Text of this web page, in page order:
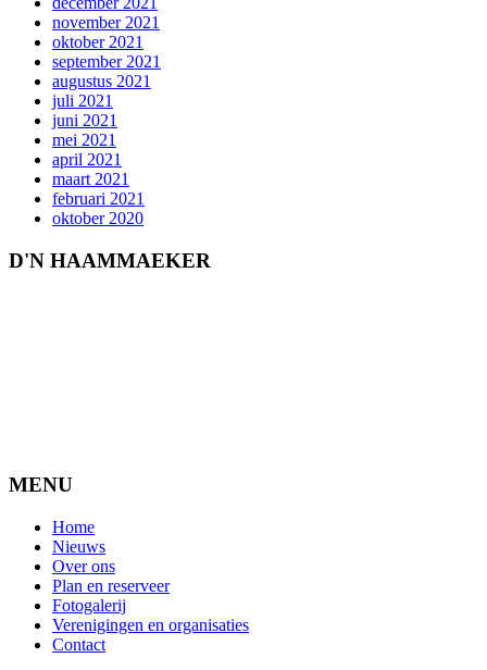
november 2021
oktober 2021
september 2021
augustus 2021
juli 2021
juni 2021
mei 2021
april 2021
maart 2021
februari 2021
oktober 2020
D'N HAAMMAEKER
MENU
Home
Nieuws
Over ons
Plan en reserveer
Fotogalerij
Verenigingen en organisaties
Contact